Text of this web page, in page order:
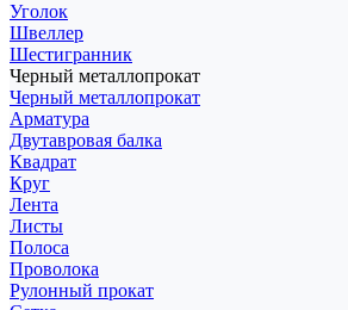
Уголок
Швеллер
Шестигранник
Черный металлопрокат
Черный металлопрокат
Арматура
Двутавровая балка
Квадрат
Круг
Лента
Листы
Полоса
Проволока
Рулонный прокат